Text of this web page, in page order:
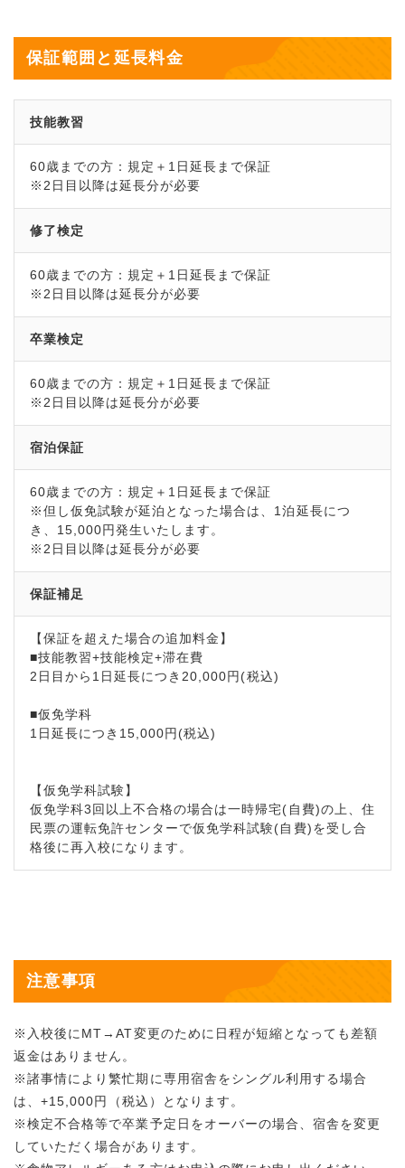
保証範囲と延長料金
技能教習
60歳までの方：規定＋1日延長まで保証
※2日目以降は延長分が必要
修了検定
60歳までの方：規定＋1日延長まで保証
※2日目以降は延長分が必要
卒業検定
60歳までの方：規定＋1日延長まで保証
※2日目以降は延長分が必要
宿泊保証
60歳までの方：規定＋1日延長まで保証
※但し仮免試験が延泊となった場合は、1泊延長につ
き、15,000円発生いたします。
※2日目以降は延長分が必要
保証補足
【保証を超えた場合の追加料金】
■技能教習+技能検定+滞在費
2日目から1日延長につき20,000円(税込)
■仮免学科
1日延長につき15,000円(税込)
【仮免学科試験】
仮免学科3回以上不合格の場合は一時帰宅(自費)の上、住
民票の運転免許センターで仮免学科試験(自費)を受し合
格後に再入校になります。
注意事項
※入校後にMT→AT変更のために日程が短縮となっても差額
返金はありません。
※諸事情により繁忙期に専用宿舎をシングル利用する場合
は、+15,000円（税込）となります。
※検定不合格等で卒業予定日をオーバーの場合、宿舎を変更
していただく場合があります。